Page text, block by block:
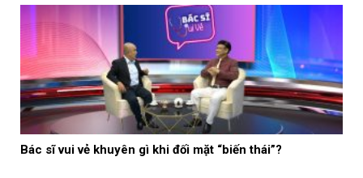
Bác sĩ vui vẻ khuyên gì khi đối mặt “biến thái”?